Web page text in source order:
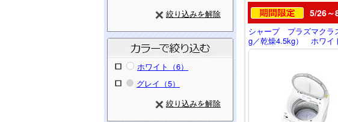
絞り込みを解除
ホワイト（6）
グレイ（5）
絞り込みを解除
5/26～
シャープ プラズマクラ
g／乾燥4.5kg） ホワイ